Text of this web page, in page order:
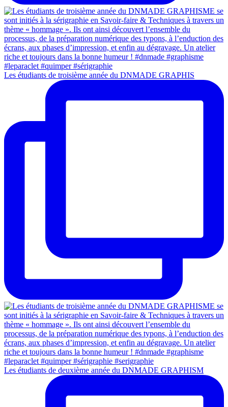
Les étudiants de troisième année du DNMADE GRAPHIS
Les étudiants de deuxième année du DNMADE GRAPHISM